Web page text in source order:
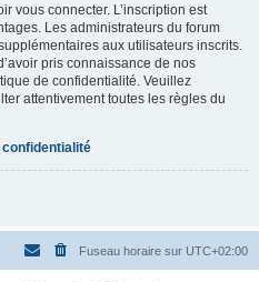
vous connecter. L’inscription est
Les administrateurs du forum
aux utilisateurs inscrits.
pris connaissance de nos
de confidentialité. Veuillez
attentivement toutes les règles du
confidentialité
Fuseau horaire sur UTC+02:00